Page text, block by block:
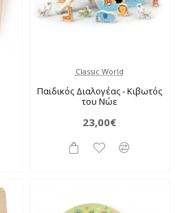
Classic World
Παιδικός Διαλογέας - Κιβωτός
του Νώε
23,00€